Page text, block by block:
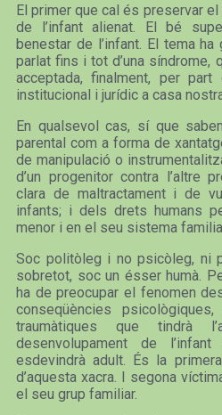
El primer que cal és preservar
de l’infant alienat. El bé
benestar de l’infant. El tema ha
parlat fins i tot d’una síndrome,
acceptada, finalment, per
institucional i jurídic a casa
En qualsevol cas, sí que
parental com a forma de
de manipulació o
d’un progenitor contra l’altre
clara de maltractament i de
infants; i dels drets humans
menor i en el seu sistema
Soc politòleg i no psicòleg, ni
sobretot, soc un ésser humà.
ha de preocupar el fenomen
conseqüències
traumàtiques que tindrà
desenvolupament de
esdevindrà adult. És la
d’aquesta xacra. I segona
el seu grup familiar.